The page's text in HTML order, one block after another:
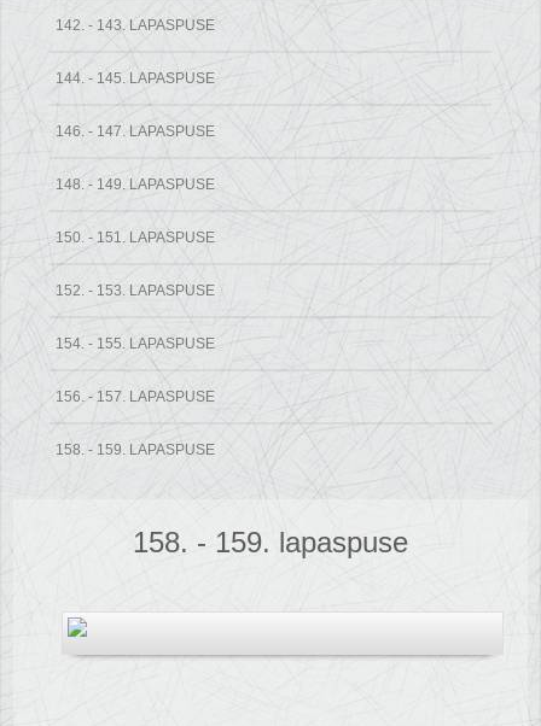
142. - 143. LAPASPUSE
144. - 145. LAPASPUSE
146. - 147. LAPASPUSE
148. - 149. LAPASPUSE
150. - 151. LAPASPUSE
152. - 153. LAPASPUSE
154. - 155. LAPASPUSE
156. - 157. LAPASPUSE
158. - 159. LAPASPUSE
158. - 159. lapaspuse